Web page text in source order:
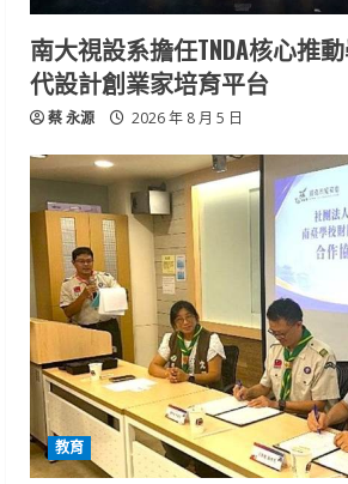
南大視設系擔任TNDA核心推
代設計創業家培育平台
蔡 永源 2026 年 8 月 5 日
教育